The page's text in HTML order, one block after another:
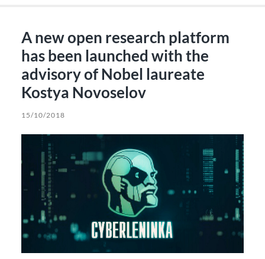
A new open research platform
has been launched with the
advisory of Nobel laureate
Kostya Novoselov
15/10/2018